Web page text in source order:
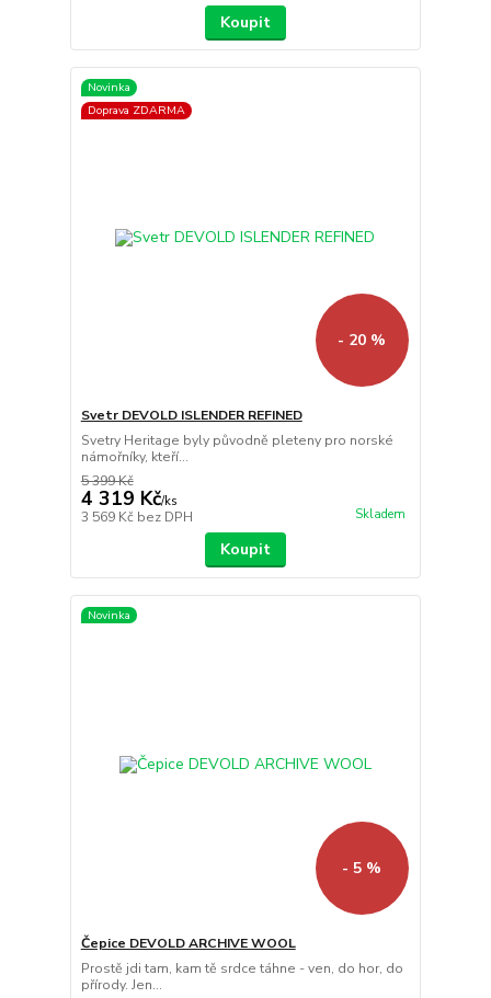
Koupit
Novinka
Doprava ZDARMA
- 20 %
Svetr DEVOLD ISLENDER REFINED
Svetry Heritage byly původně pleteny pro norské
námořníky, kteří...
5 399 Kč
4 319 Kč/ks
3 569 Kč bez DPH Skladem
Koupit
Novinka
- 5 %
Čepice DEVOLD ARCHIVE WOOL
Prostě jdi tam, kam tě srdce táhne - ven, do hor, do
přírody. Jen...